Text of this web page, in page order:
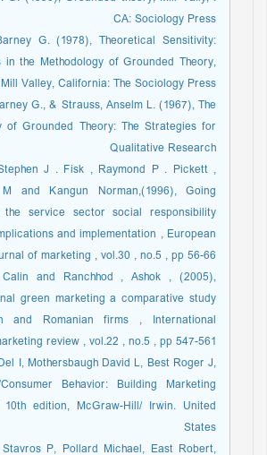
CA: Sociology Press
G. (1978), Theoretical Sensitivity:
in the Methodology of Grounded Theory,
Mill Valley, California: The Sociology Press
G., & Strauss, Anselm L. (1967), The
of Grounded Theory: The Strategies for
Qualitative Research
J . Fisk , Raymond P . Pickett ,
M and Kangun Norman,(1996), Going
the service sector social responsibility
and implementation , European
of marketing , vol.30 , no.5 , pp 56-66
and Ranchhod , Ashok , (2005),
green marketing a comparative study
and Romanian firms , International
review , vol.22 , no.5 , pp 547-561
I, Mothersbaugh David L, Best Roger J,
Behavior: Building Marketing
10th edition, McGraw-Hill/ Irwin. United
States
Stavros P, Pollard Michael, East Robert,